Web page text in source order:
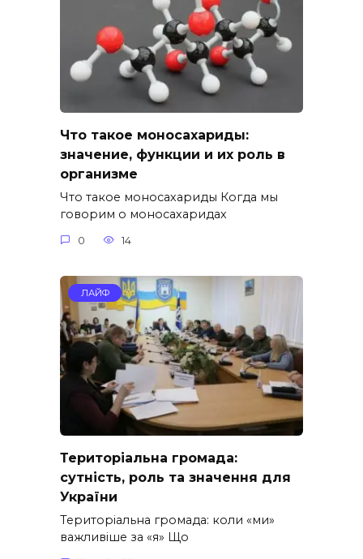
Что такое моносахариды:
значение, функции и их роль в
организме
Что такое моносахариды Когда мы
говорим о моносахаридах
0 14
ЛАЙФ
Територіальна громада:
сутність, роль та значення для
України
Територіальна громада: коли «ми»
важливіше за «я» Що